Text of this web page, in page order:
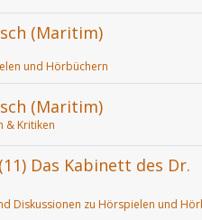
(Maritim)
und Hörbüchern
(Maritim)
& Kritiken
Das Kabinett des Dr.
Diskussionen zu Hörspielen und